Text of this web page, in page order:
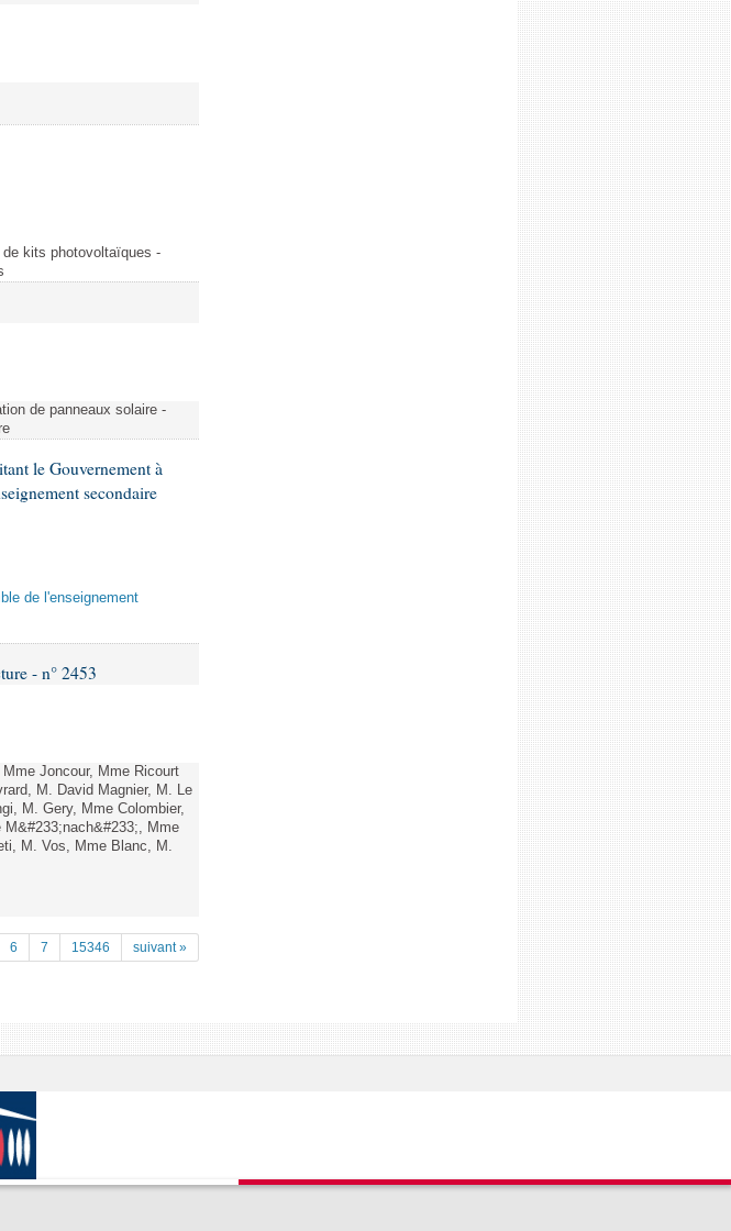
kits photovoltaïques -
de panneaux solaire -
le Gouvernement à
secondaire
de l'enseignement
- n° 2453
Joncour, Mme Ricourt
M. David Magnier, M. Le
M. Gery, Mme Colombier,
Mme
M. Vos, Mme Blanc, M.
6 7 15346 suivant »